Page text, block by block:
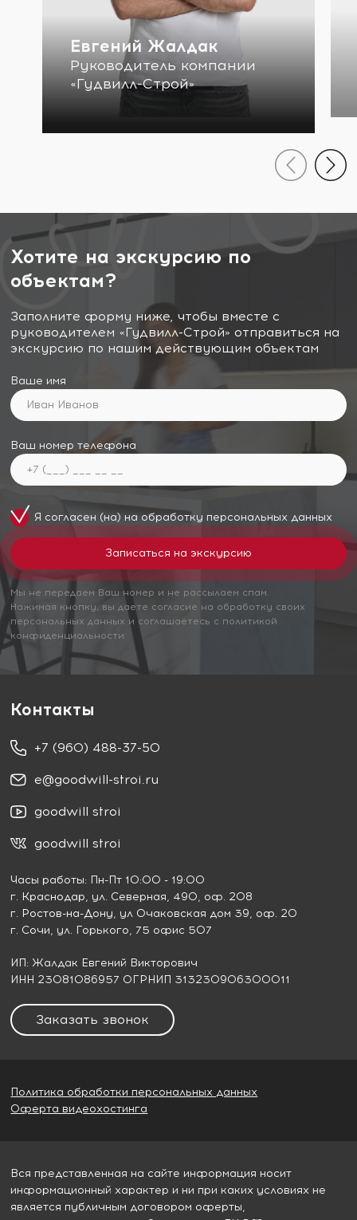
Евгений Жалдак
Руководитель компании
«Гудвилл-Строй»
Хотите на экскурсию по
объектам?
Заполните форму ниже, чтобы вместе с
руководителем «Гудвилл-Строй» отправиться на
экскурсию по нашим действующим объектам
Ваше имя
Ваш номер телефона
Я согласен (на) на обработку персональных данных
Мы не передаем Ваш номер и не рассылаем спам.
Нажимая кнопку, вы даете согласие на обработку своих
персональных данных и соглашаетесь с политикой
конфиденциальности
Контакты
+7 (960) 488-37-50
e@goodwill-stroi.ru
goodwill stroi
goodwill stroi
Часы работы: Пн-Пт 10:00 - 19:00
г. Краснодар, ул. Северная, 490, оф. 208
г. Ростов-на-Дону, ул Очаковская дом 39, оф. 20
г. Сочи, ул. Горького, 75 офис 507
ИП: Жалдак Евгений Викторович
ИНН 23081086957 ОГРНИП 313230906300011
Заказать звонок
Политика обработки персональных данных
Оферта видеохостинга
Вся представленная на сайте информация носит
информационный характер и ни при каких условиях не
является публичным договором оферты,